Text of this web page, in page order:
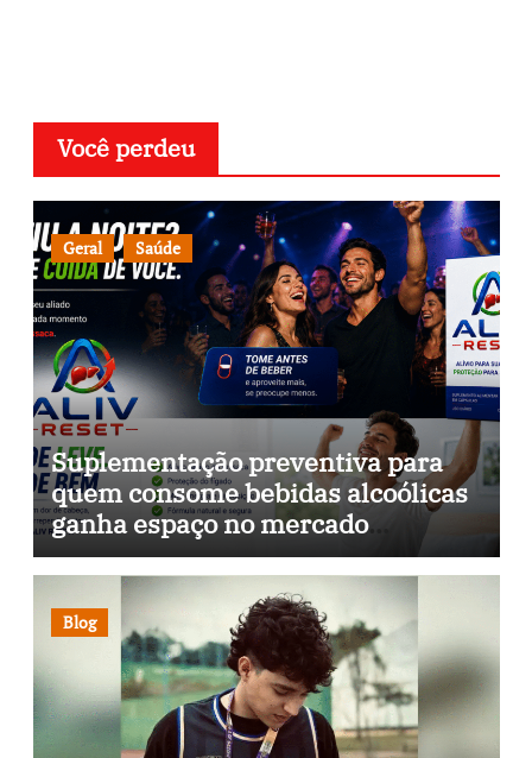
Você perdeu
Geral Saúde
Suplementação preventiva para
quem consome bebidas alcoólicas
ganha espaço no mercado
brasileiro
Blog